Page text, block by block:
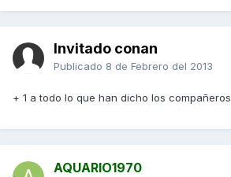
Invitado conan
Publicado 8 de Febrero del 2013
+ 1 a todo lo que han dicho los compañeros
AQUARIO1970